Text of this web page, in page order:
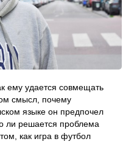
ему удается совмещать
смысл, почему
языке он предпочел
ли решается проблема
как игра в футбол